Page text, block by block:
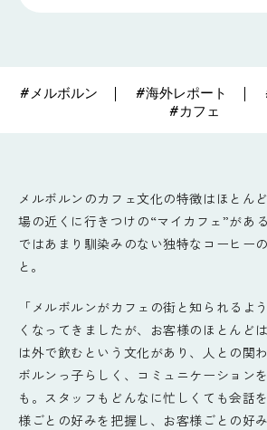
#メルボルン #海外レポート
#カフェ
メルボルンのカフェ文化の特徴はほとん
場の近くに行きつけの“マイカフェ”があ
ではあまり馴染みのない独特なコーヒー
と。
「メルボルンがカフェの街と知られるよ
くなってきましたが、お客様のほとんど
は外で飲むという文化があり、人との関
ボルンっ子らしく、コミュニケーション
も。スタッフもどんなに忙しくても会話
様ごとの好みを把握し、お客様ごとの好